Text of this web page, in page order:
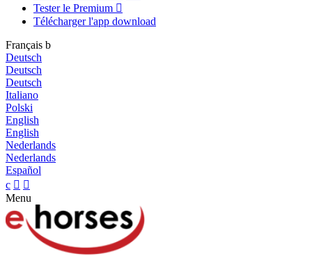
Tester le Premium 
Télécharger l'app download
Français b
Deutsch
Deutsch
Deutsch
Italiano
Polski
English
English
Nederlands
Nederlands
Español
c  
Menu